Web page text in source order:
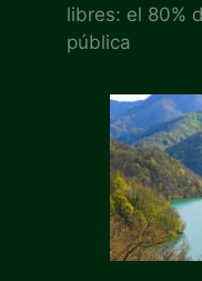
libres: el 80%
pública